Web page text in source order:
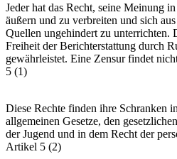
Jeder hat das Recht, seine Meinung
äußern und zu verbreiten und sich
Quellen ungehindert zu unterrichten.
Freiheit der Berichterstattung durch
gewährleistet. Eine Zensur findet
5 (1)
Diese Rechte finden ihre Schranken
allgemeinen Gesetze, den
der Jugend und in dem Recht der
Artikel 5 (2)